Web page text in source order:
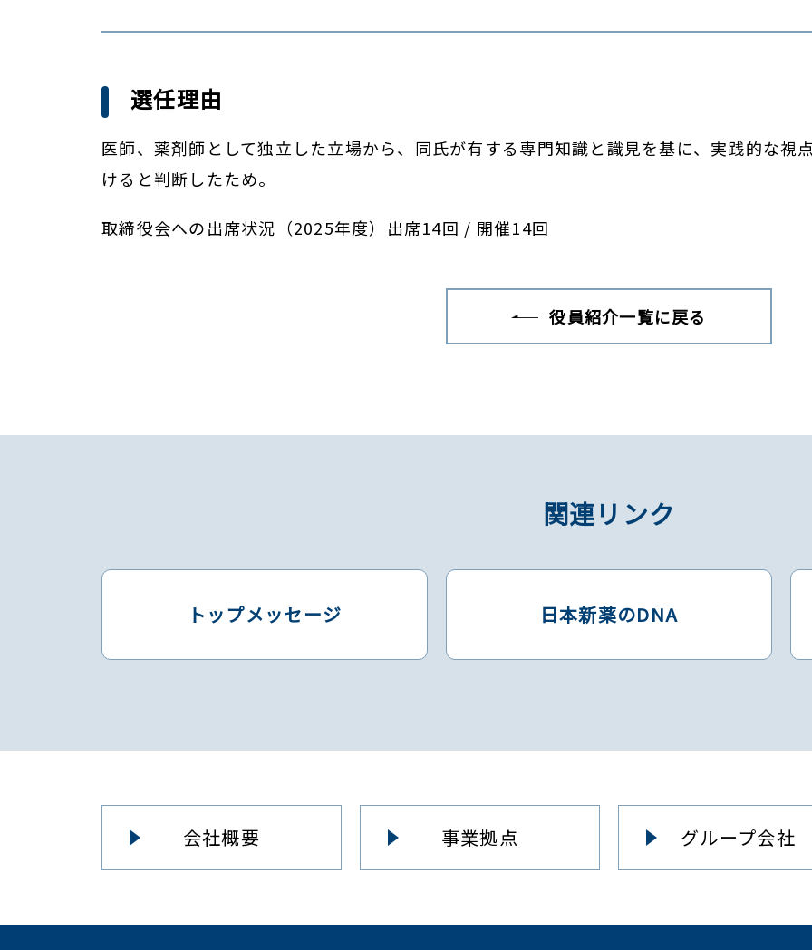
選任理由
医師、薬剤師として独立した立場から、同氏が有する専門知識と識見を基に、実践的な視
けると判断したため。
取締役会への出席状況（2025年度）出席14回 / 開催14回
役員紹介一覧に戻る
関連リンク
トップメッセージ 日本新薬のDNA
会社概要 事業拠点 グループ会社